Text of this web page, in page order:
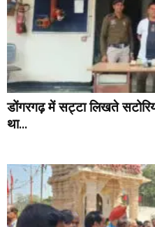
डोंगरगढ़ में सट्टा लिखते
था...